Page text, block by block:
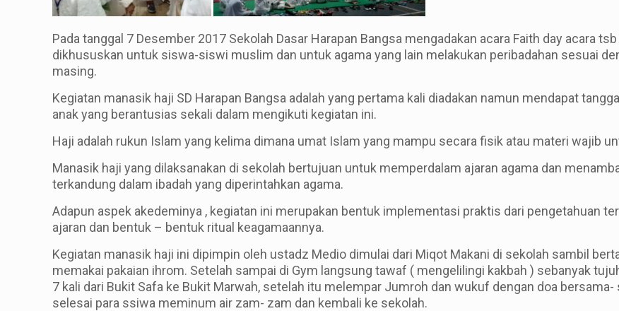
Pada tanggal 7 Desember 2017 Sekolah Dasar Harapan Bangsa mengadakan acara Faith day acara
dikhususkan untuk siswa-siswi muslim dan untuk agama yang lain melakukan peribadahan sesuai
masing.
Kegiatan manasik haji SD Harapan Bangsa adalah yang pertama kali diadakan namun mendapat
anak yang berantusias sekali dalam mengikuti kegiatan ini.
Haji adalah rukun Islam yang kelima dimana umat Islam yang mampu secara fisik atau materi wajib
Manasik haji yang dilaksanakan di sekolah bertujuan untuk memperdalam ajaran agama dan
terkandung dalam ibadah yang diperintahkan agama.
Adapun aspek akedeminya , kegiatan ini merupakan bentuk implementasi praktis dari pengetahuan
ajaran dan bentuk – bentuk ritual keagamaannya.
Kegiatan manasik haji ini dipimpin oleh ustadz Medio dimulai dari Miqot Makani di sekolah sambil
memakai pakaian ihrom. Setelah sampai di Gym langsung tawaf ( mengelilingi kakbah ) sebanyak
7 kali dari Bukit Safa ke Bukit Marwah, setelah itu melempar Jumroh dan wukuf dengan doa
selesai para ssiwa meminum air zam- zam dan kembali ke sekolah.